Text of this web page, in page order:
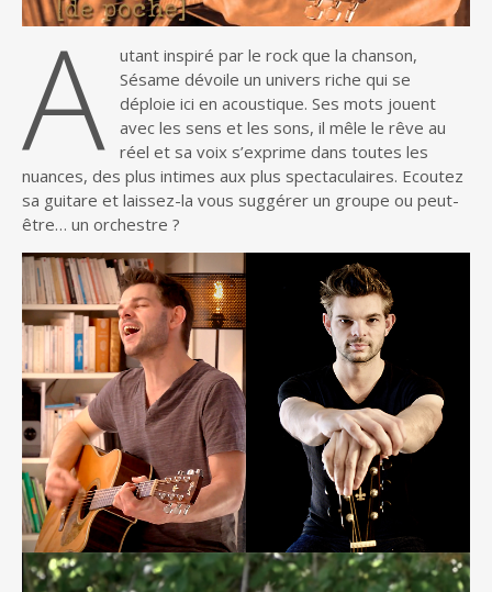
A
utant inspiré par le rock que la chanson,
Sésame dévoile un univers riche qui se
déploie ici en acoustique. Ses mots jouent
avec les sens et les sons, il mêle le rêve au
réel et sa voix s’exprime dans toutes les
nuances, des plus intimes aux plus spectaculaires. Ecoutez
sa guitare et laissez-la vous suggérer un groupe ou peut-
être… un orchestre ?